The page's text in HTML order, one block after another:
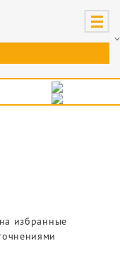
избранные